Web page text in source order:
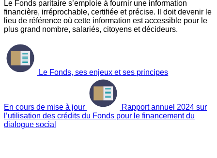
Le Fonds paritaire s’emploie à fournir une information
financière, irréprochable, certifiée et précise. Il doit devenir le
lieu de référence où cette information est accessible pour le
plus grand nombre, salariés, citoyens et décideurs.
Le Fonds, ses enjeux et ses principes
En cours de mise à jour
Rapport annuel 2024 sur
l’utilisation des crédits du Fonds pour le financement du
dialogue social